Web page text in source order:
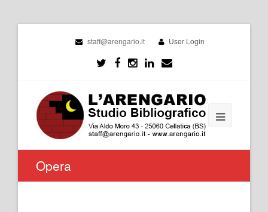
staff@arengario.it User Login
Opera